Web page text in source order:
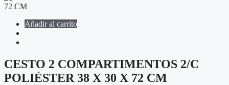
Añadir al carrito
CESTO 2 COMPARTIMENTOS 2/C
POLIÉSTER 38 X 30 X 72 CM